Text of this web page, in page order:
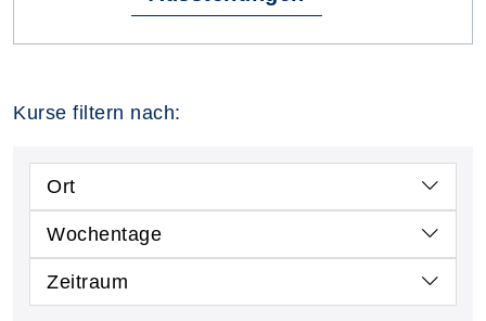
Kurse filtern nach:
Ort
Wochentage
Zeitraum